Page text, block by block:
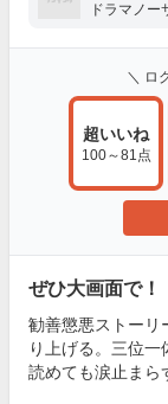
ドラマノー
＼ ロ
超いいね
100～81点
ぜひ大画面で！
勧善懲悪ストーリ
り上げる。三位
読めても涙止まら